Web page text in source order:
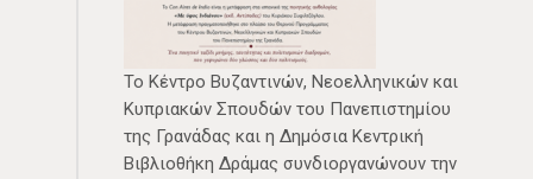
Το Κέντρο Βυζαντινών, Νεοελληνικών και
Κυπριακών Σπουδών του Πανεπιστημίου
της Γρανάδας και η Δημόσια Κεντρική
Βιβλιοθήκη Δράμας συνδιοργανώνουν την